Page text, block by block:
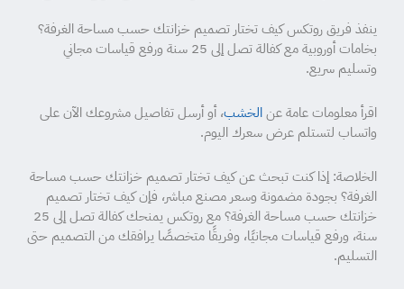
ينفذ فريق روتكس كيف تختار تصميم خزانتك حسب مساحة الغرفة؟
بخامات أوروبية مع كفالة تصل إلى 25 سنة ورفع قياسات مجاني
وتسليم سريع.
اقرأ معلومات عامة عنالخشب، أو أرسل تفاصيل مشروعك الآن على
واتساب لتستلم عرض سعرك اليوم.
الخلاصة: إذا كنت تبحث عن كيف تختار تصميم خزانتك حسب مساحة
الغرفة؟ بجودة مضمونة وسعر مصنع مباشر، فإن كيف تختار تصميم
خزانتك حسب مساحة الغرفة؟ مع روتكس يمنحك كفالة تصل إلى 25
سنة، ورفع قياسات مجانيًا، وفريقًا متخصصًا يرافقك من التصميم حتى
التسليم.